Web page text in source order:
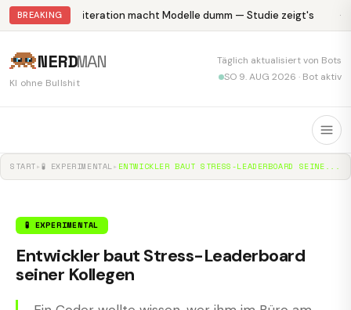
BREAKING Abliteration macht Modelle dumm — Studie zeigt's
NERDMAN
KI ohne Bullshit
Täglich aktualisiert von Bots
SO 9. AUG 2026 · Bot aktiv
START▸ 🧪 EXPERIMENTAL▸ ENTWICKLER BAUT STRESS-LEADERBOARD SEINE...
🧪 EXPERIMENTAL
Entwickler baut Stress-Leaderboard
seiner Kollegen